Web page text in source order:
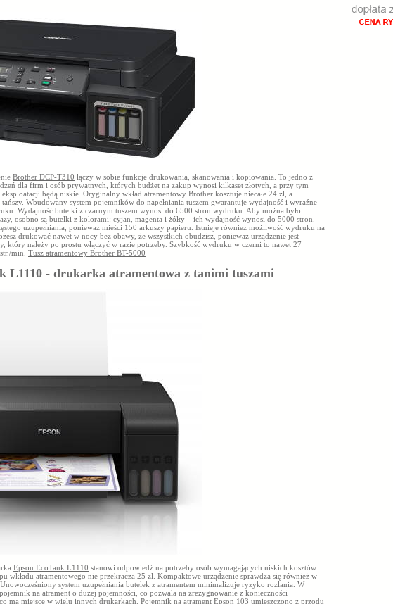
Brother DCP-T310 łączy w sobie funkcje drukowania, skanowania i kopiowania. To jedno z
dla firm i osób prywatnych, których budżet na zakup wynosi kilkaset złotych, a przy tym
będą niskie. Oryginalny wkład atramentowy Brother kosztuje niecałe 24 zł, a
Wbudowany system pojemników do napełniania tuszem gwarantuje wydajność i wyraźne
Wydajność butelki z czarnym tuszem wynosi do 6500 stron wydruku. Aby można było
osobno są butelki z kolorami: cyjan, magenta i żółty – ich wydajność wynosi do 5000 stron.
uzupełniania, ponieważ mieści 150 arkuszy papieru. Istnieje również możliwość wydruku na
drukować nawet w nocy bez obawy, że wszystkich obudzisz, ponieważ urządzenie jest
który należy po prostu włączyć w razie potrzeby. Szybkość wydruku w czerni to nawet 27
min. Tusz atramentowy Brother BT-5000
L1110 - drukarka atramentowa z tanimi tuszami
Epson EcoTank L1110 stanowi odpowiedź na potrzeby osób wymagających niskich kosztów
wkładu atramentowego nie przekracza 25 zł. Kompaktowe urządzenie sprawdza się również w
system uzupełniania butelek z atramentem minimalizuje ryzyko rozlania. W
na atrament o dużej pojemności, co pozwala na zrezygnowanie z konieczności
ma miejsce w wielu innych drukarkach. Pojemnik na atrament Epson 103 umieszczono z przodu